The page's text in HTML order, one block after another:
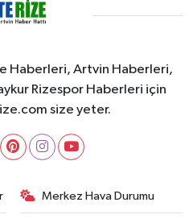
Haberleri, Artvin Haberleri,
Rizespor Haberleri için
size yeter.
Merkez Hava Durumu